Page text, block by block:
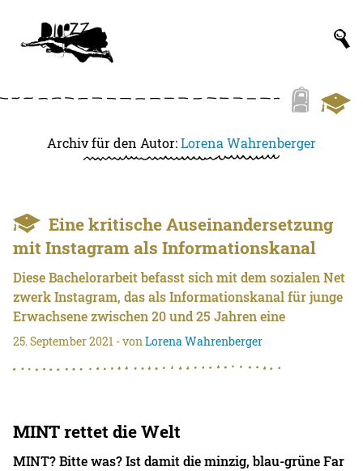
Archiv für den Autor:Lorena Wahrenberger
Eine kritische Auseinandersetzung
mit Instagram als Informationskanal
Diese Bachelorarbeit befasst sich mit dem sozialen Net
zwerk Instagram, das als Informationskanal für junge
Erwachsene zwischen 20 und 25 Jahren eine
25. September 2021 - vonLorena Wahrenberger
MINT rettet die Welt
MINT? Bitte was? Ist damit die minzig, blau-grüne Far